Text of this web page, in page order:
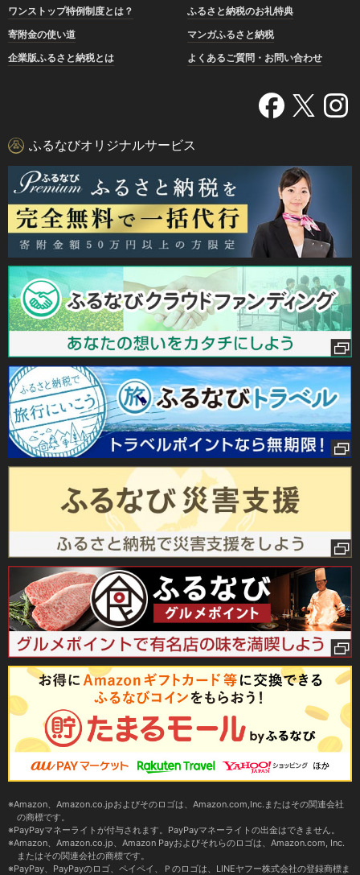
ワンストップ特例制度とは？
ふるさと納税のお礼特典
寄附金の使い道
マンガふるさと納税
企業版ふるさと納税とは
よくあるご質問・お問い合わせ
ふるなびオリジナルサービス
Amazon、Amazon.co.jpおよびそのロゴは、Amazon.com,Inc.またはその関連会社
の商標です。
PayPayマネーライトが付与されます。PayPayマネーライトの出金はできません。
Amazon、Amazon.co.jp、Amazon Payおよびそれらのロゴは、Amazon.com, Inc.
またはその関連会社の商標です。
PayPay、PayPayのロゴ、ペイペイ、Ｐのロゴは、LINEヤフー株式会社の登録商標ま